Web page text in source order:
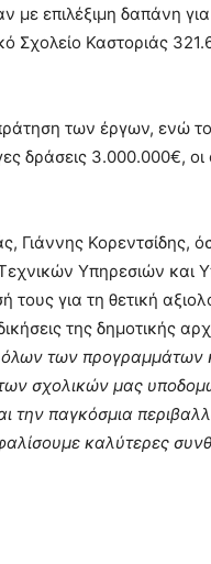
με επιλέξιμη δαπάνη
Σχολείο Καστοριάς
των έργων, ενώ
δράσεις 3.000.000€, οι
Γιάννης Κορεντσίδης,
Υπηρεσιών και
τους για τη θετική
της δημοτικής
όλων των προγραμμάτων
σχολικών μας
παγκόσμια
καλύτερες